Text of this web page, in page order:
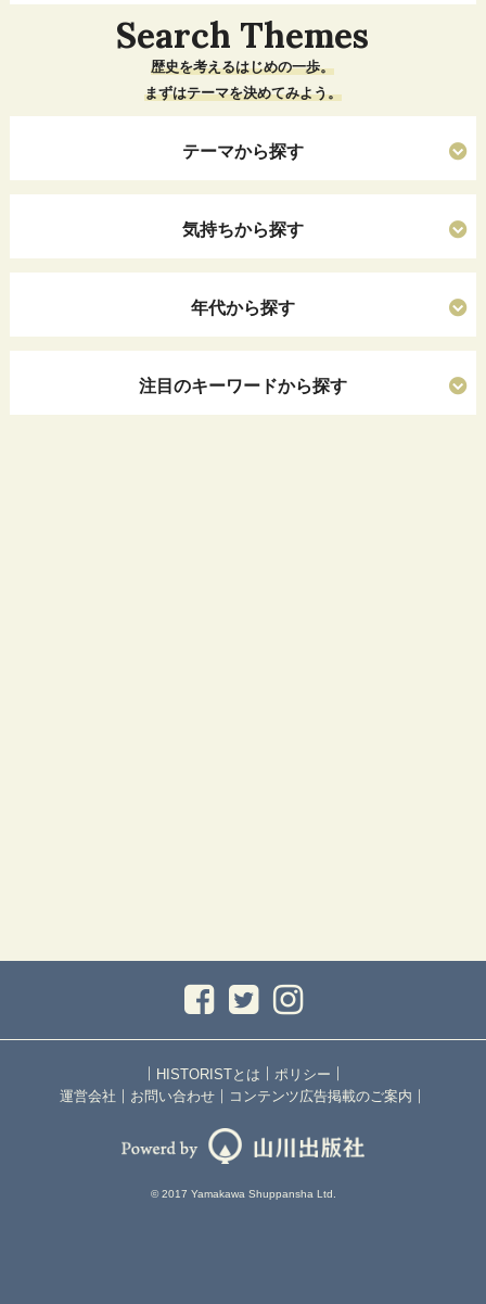
Search Themes
歴史を考えるはじめの一歩。
まずはテーマを決めてみよう。
テーマから探す
気持ちから探す
年代から探す
注目のキーワードから探す
｜ HISTORISTとは ｜ ポリシー ｜
運営会社 ｜ お問い合わせ ｜ コンテンツ広告掲載のご案内 ｜
© 2017 Yamakawa Shuppansha Ltd.